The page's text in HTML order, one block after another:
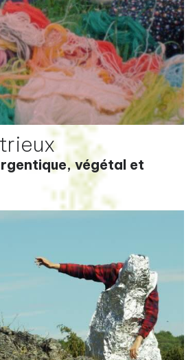
végétal et